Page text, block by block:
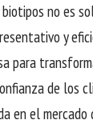
no es
y
para
de los
en el mercado